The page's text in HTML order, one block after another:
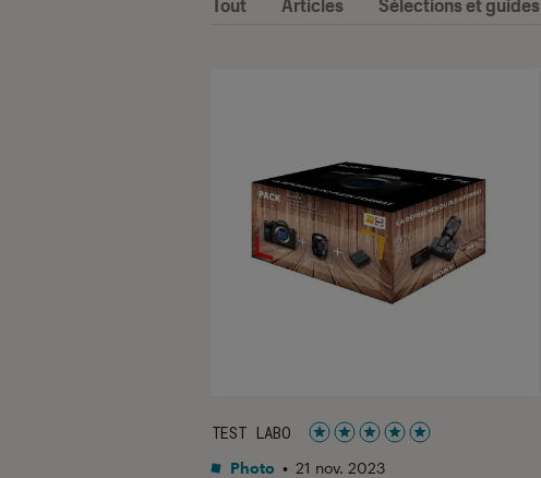
TEST LABO
Noté 5 étoiles sur 5
Photo • 21 nov. 2023